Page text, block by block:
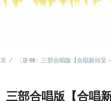
〈逆·轉〉三部合唱版【合唱新祢呈
三部合唱版【合